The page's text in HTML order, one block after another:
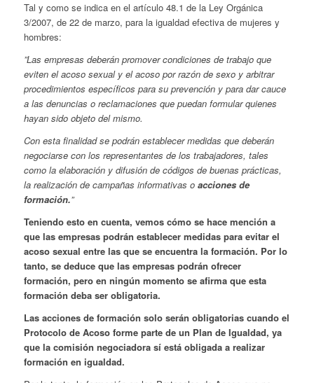
Tal y como se indica en el artículo 48.1 de la Ley Orgánica
3/2007, de 22 de marzo, para la igualdad efectiva de mujeres y
hombres:
”Las empresas deberán promover condiciones de trabajo que
eviten el acoso sexual y el acoso por razón de sexo y arbitrar
procedimientos específicos para su prevención y para dar cauce
a las denuncias o reclamaciones que puedan formular quienes
hayan sido objeto del mismo.
Con esta finalidad se podrán establecer medidas que deberán
negociarse con los representantes de los trabajadores, tales
como la elaboración y difusión de códigos de buenas prácticas,
la realización de campañas informativas o acciones de
formación.”
Teniendo esto en cuenta, vemos cómo se hace mención a
que las empresas podrán establecer medidas para evitar el
acoso sexual entre las que se encuentra la formación. Por lo
tanto, se deduce que las empresas podrán ofrecer
formación, pero en ningún momento se afirma que esta
formación deba ser obligatoria.
Las acciones de formación solo serán obligatorias cuando el
Protocolo de Acoso forme parte de un Plan de Igualdad, ya
que la comisión negociadora sí está obligada a realizar
formación en igualdad.